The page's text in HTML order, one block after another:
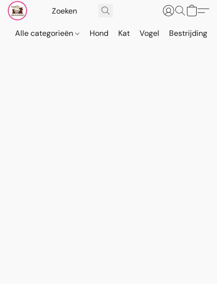
Alle categorieën Hond Kat Vogel Bestrijding